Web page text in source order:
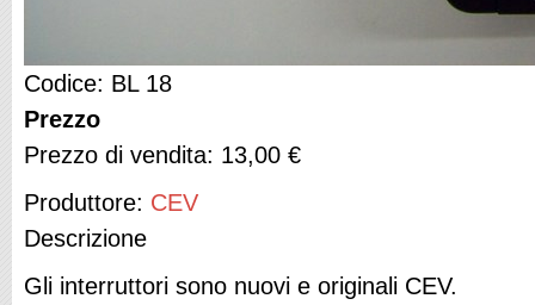
Codice: BL 18
Prezzo
Prezzo di vendita: 13,00 €
Produttore: CEV
Descrizione
Gli interruttori sono nuovi e originali CEV.